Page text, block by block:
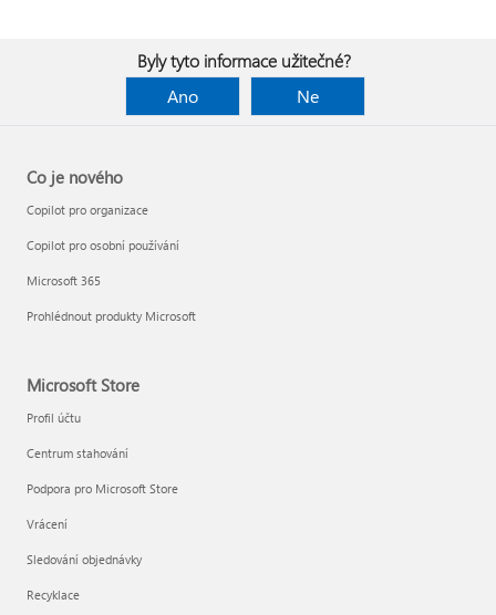
Byly tyto informace užitečné?
Ano
Ne
Co je nového
Copilot pro organizace
Copilot pro osobní používání
Microsoft 365
Prohlédnout produkty Microsoft
Microsoft Store
Profil účtu
Centrum stahování
Podpora pro Microsoft Store
Vrácení
Sledování objednávky
Recyklace